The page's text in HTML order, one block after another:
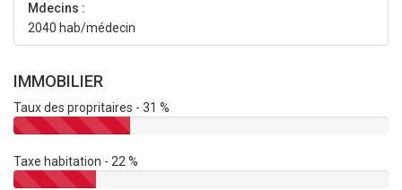
Mdecins :
2040 hab/médecin
IMMOBILIER
Taux des propritaires - 31 %
Taxe habitation - 22 %